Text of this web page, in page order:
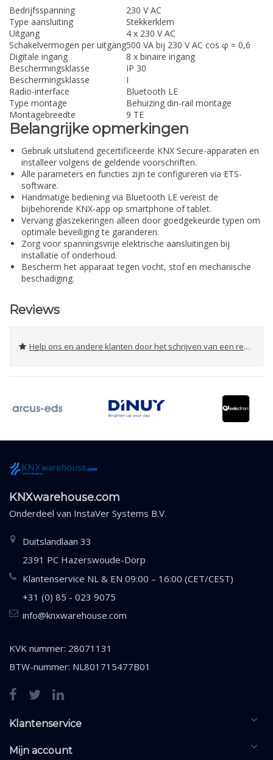
Bedrijfsspanning
230 V AC
Type aansluiting
Stekkerklem
Uitgang
4 x 230 V AC
Schakelvermogen per uitgang500 VA bij 230 V AC cos φ = 0,6
Digitale ingang
8 x binaire ingang
Beschermingsklasse
IP 30
Beschermingsklasse
I
Radio-interface
Bluetooth LE
Type montage
Behuizing din-rail montage
Montagebreedte
9 TE
Belangrijke opmerkingen
Gebruik uitsluitend gecertificeerde KNX Secure-apparaten en
installeer volgens de geldende voorschriften.
Alle parameters en functies zijn te configureren via ETS-
software.
Handmatige bediening via Bluetooth LE vereist de
bijbehorende KNX-app op smartphone of tablet.
Vervang glaszekeringen alleen door goedgekeurde typen om
optimale beveiliging te garanderen.
Zorg voor spanningsvrije elektrische aansluitingen bij
installatie of onderhoud.
Bescherm het apparaat tegen vocht, stof en mechanische
beschadiging.
Reviews
Help ons en andere klanten door het schrijven van een review
KNXwarehouse.com
Onderdeel van InstaVer Systems B.V.
Duitslandlaan 33
2391 PC Hazerswoude-Dorp
Klantenservice NL & EN 09:00 – 16:00 (CET/CEST)
+31 (0) 85 - 023 9075
info@knxwarehouse.com
KVK nummer: 28071131
BTW-nummer: NL801715477B01
Klantenservice
Mijn account